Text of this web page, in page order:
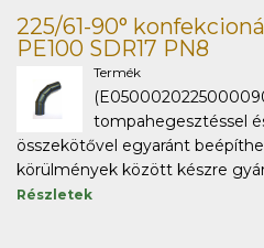
225/61-90°
PE100 SDR17 PN8
Termék
tompahegesztéssel
összekötővel egyaránt
körülmények között készre
Részletek